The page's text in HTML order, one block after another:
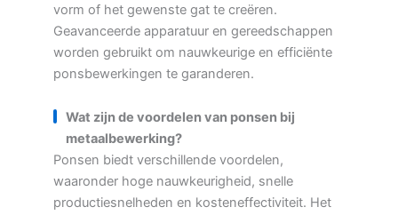
vorm of het gewenste gat te creëren.
Geavanceerde apparatuur en gereedschappen
worden gebruikt om nauwkeurige en efficiënte
ponsbewerkingen te garanderen.
Wat zijn de voordelen van ponsen bij
metaalbewerking?
Ponsen biedt verschillende voordelen,
waaronder hoge nauwkeurigheid, snelle
productiesnelheden en kosteneffectiviteit. Het